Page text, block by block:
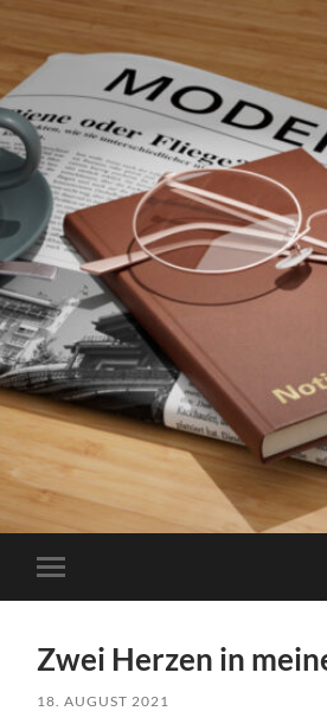
Mobile-
Menü
Zwei Herzen in
18. AUGUST 2021